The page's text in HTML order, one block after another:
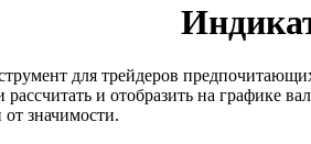
для трейдеров
рассчитать и отобразить на графике
от значимости.